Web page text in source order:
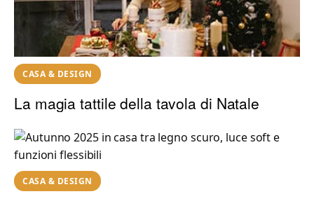
CASA & DESIGN
La magia tattile della tavola di Natale
CASA & DESIGN